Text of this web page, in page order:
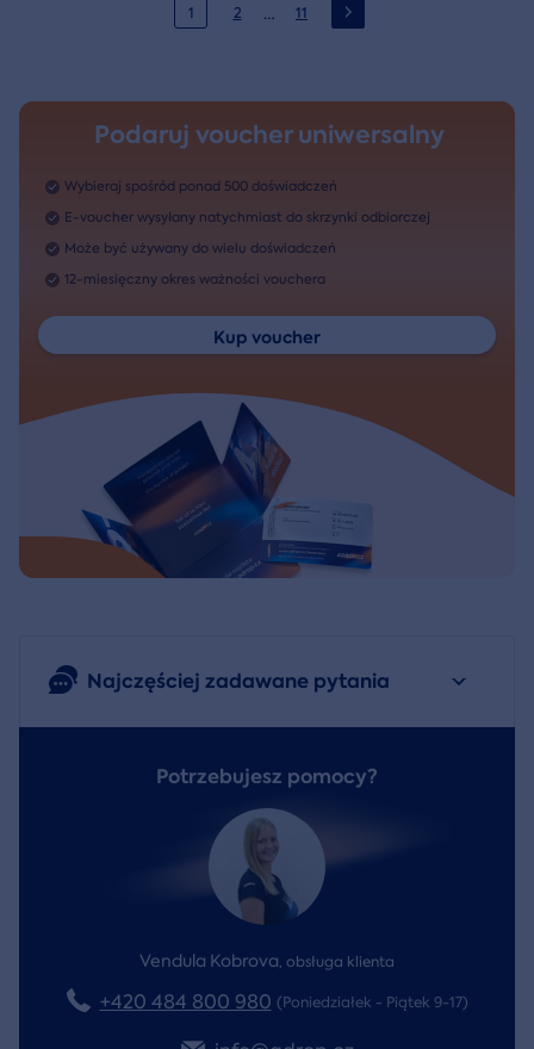
1 2 … 11
Podaruj voucher uniwersalny
Wybieraj spośród ponad 500 doświadczeń
E-voucher wysyłany natychmiast do skrzynki odbiorczej
Może być używany do wielu doświadczeń
12-miesięczny okres ważności vouchera
Kup voucher
Najczęściej zadawane pytania
Potrzebujesz pomocy?
Vendula Kobrova, obsługa klienta
+420 484 800 980 (Poniedziałek - Piątek 9-17)